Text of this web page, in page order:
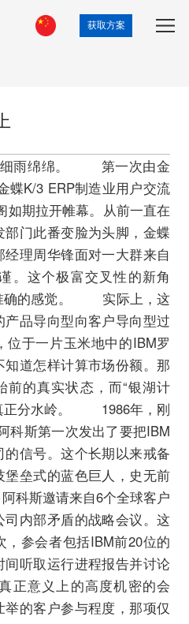
获取方案
雨绵绵。 第一次由金
蝶K/3 ERP制造业用户交流
如期拉开帷幕。从前一直在
门此番变脸为头脚，金蝶
理周华锋面对一大群来自
。这个极富交叉性的新角
确的感觉。 实际上，这
品导向型向客户导向型过
位于一片玉米地中的IBM罗
道怎样计算市场份额。那
前的真实状态，而“银湖计
正分水岭。 1986年，刚
科斯第一次发出了要把IBM
信号。这个长期以来戒备
垒式的蓝色巨人，史无前
科斯邀请来自6个全球客户
内部矛盾的战略会议。这
参会者包括IBM前20位的
听取运行进程报告并讨论
正意义上的高度机密的会
的客户参与程度，那项仅